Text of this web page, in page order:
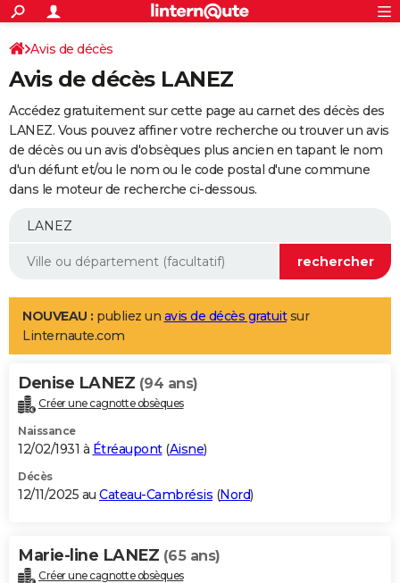
ACTUALITÉS
Politique
Société
Faits Divers
Education
Monde
Villes
+
SPORT
Coupe du monde 2026
Football
Tennis
Cyclisme
Rugby
Forum
Programme TV
TNTStreaming
Cinéma
Sorties cinéma
Musique
+
FINANCE
Retraite
Impôts
Epargne
Immobilier
Risques naturels par ville
Banque
Assurance
Crédit
AUTO
Essais
Réserver un essai
Citadines
Berlines
SUV
Forum auto
+
Mobiles
Meilleur smartphone
Internet
Ordinateurs
Jeux vidéo
Guide high-tech
Aménagement intérieur
LIFESTYLE
Art de vivre
Bien-être
Loisirs
Mode
Modes de vie
Alimentation
Guide de la santé
Maladies
Médicaments
Sommeil
VOYAGE
Destinations
City break
Voyage nature
Voyage de noces
Forum
Climat
+PHOTO
GUIDES D'ACHAT
BONS PLANS
Carte de Noël
Carte Bonne année
Carte Saint-Valentin
Carte Pâques
Carte d'anniversaire
DICTIONNAIRE
Avis de décès
Avis de décès LANEZ
Accédez gratuitement sur cette page au carnet des décès des
LANEZ. Vous pouvez affiner votre recherche ou trouver un avis
de décès ou un avis d'obsèques plus ancien en tapant le nom
d'un défunt et/ou le nom ou le code postal d'une commune
dans le moteur de recherche ci-dessous.
NOUVEAU : publiez un avis de décès gratuitsur
Linternaute.com
Denise LANEZ (94 ans)
Créer une cagnotte obsèques
Naissance
12/02/1931 à Étréaupont(Aisne)
Décès
12/11/2025 au Cateau-Cambrésis (Nord)
Marie-line LANEZ (65 ans)
Créer une cagnotte obsèques